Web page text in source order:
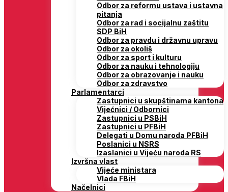
Odbor za reformu ustava i ustavna
pitanja
Odbor za rad i socijalnu zaštitu
SDP BiH
Odbor za pravdu i državnu upravu
Odbor za okoliš
Odbor za sport i kulturu
Odbor za nauku i tehnologiju
Odbor za obrazovanje i nauku
Odbor za zdravstvo
Parlamentarci
Zastupnici u skupštinama kantona
Vijećnici / Odbornici
Zastupnici u PSBiH
Zastupnici u PFBiH
Delegati u Domu naroda PFBiH
Poslanici u NSRS
Izaslanici u Vijeću naroda RS
Izvršna vlast
Vijeće ministara
Vlada FBiH
Načelnici